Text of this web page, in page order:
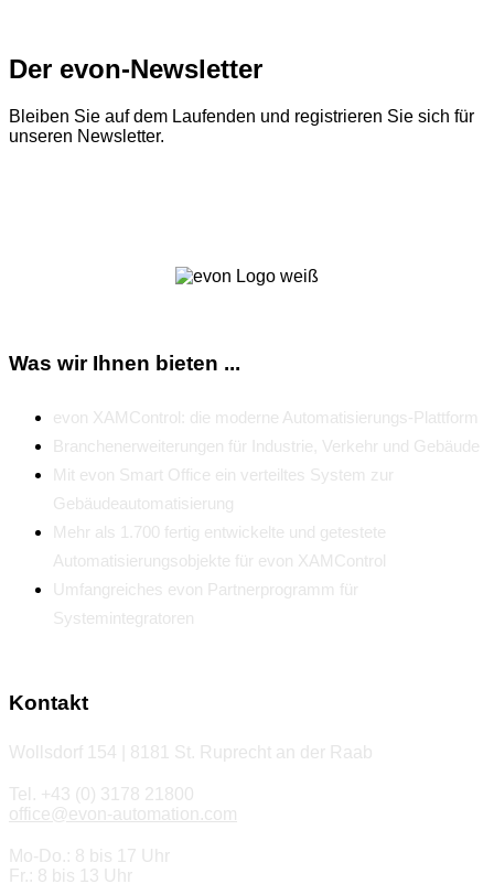
Der evon-Newsletter
Bleiben Sie auf dem Laufenden und registrieren Sie sich für
unseren Newsletter.
Was wir Ihnen bieten ...
evon XAMControl: die moderne Automatisierungs-Plattform
Branchenerweiterungen für Industrie, Verkehr und Gebäude
Mit evon Smart Office ein verteiltes System zur
Gebäudeautomatisierung
Mehr als 1.700 fertig entwickelte und getestete
Automatisierungsobjekte für evon XAMControl
Umfangreiches evon Partnerprogramm für
Systemintegratoren
Kontakt
Wollsdorf 154 | 8181 St. Ruprecht an der Raab
Tel. +43 (0) 3178 21800
office@evon-automation.com
Mo-Do.: 8 bis 17 Uhr
Fr.: 8 bis 13 Uhr